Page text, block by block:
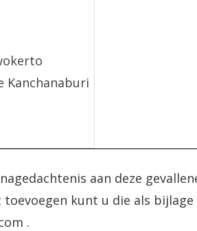
Kanchanaburi
aan deze
kunt u die als
.